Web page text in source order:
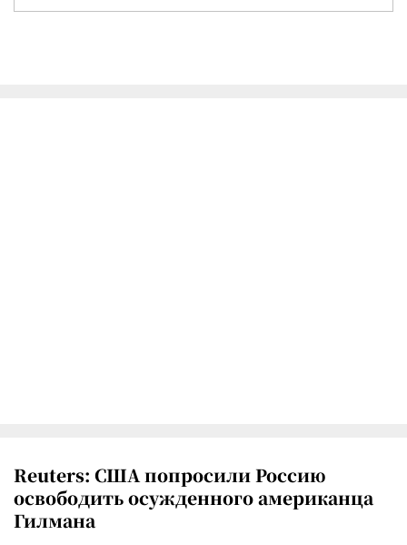
Reuters: США попросили Россию
освободить осужденного американца
Гилмана